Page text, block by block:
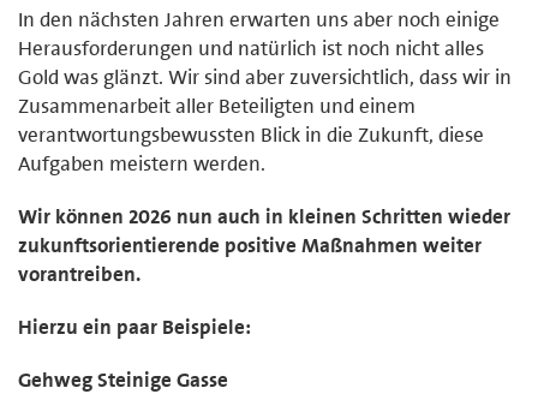
In den nächsten Jahren erwarten uns aber noch einige
Herausforderungen und natürlich ist noch nicht alles
Gold was glänzt. Wir sind aber zuversichtlich, dass wir in
Zusammenarbeit aller Beteiligten und einem
verantwortungsbewussten Blick in die Zukunft, diese
Aufgaben meistern werden.
Wir können 2026 nun auch in kleinen Schritten wieder
zukunftsorientierende positive Maßnahmen weiter
vorantreiben.
Hierzu ein paar Beispiele:
Gehweg Steinige Gasse